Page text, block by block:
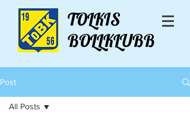
TOLKIS
BOLLKLUBB
Post
All Posts